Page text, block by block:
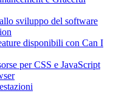
sviluppo del software
disponibili con Can I
per CSS e JavaScript